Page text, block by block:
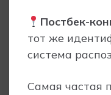
Постбек-
тот же
система
Самая частая